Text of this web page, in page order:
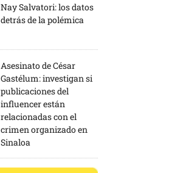
Nay Salvatori: los datos
detrás de la polémica
Asesinato de César
Gastélum: investigan si
publicaciones del
influencer están
relacionadas con el
crimen organizado en
Sinaloa